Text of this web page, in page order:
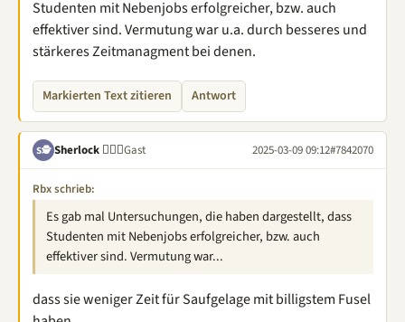
Studenten mit Nebenjobs erfolgreicher, bzw. auch
effektiver sind. Vermutung war u.a. durch besseres und
stärkeres Zeitmanagment bei denen.
Markierten Text zitieren Antwort
S🕵 Sherlock 🕵🏽‍♂️Gast 2025-03-09 09:12#7842070
Rbx schrieb:
Es gab mal Untersuchungen, die haben dargestellt, dass
Studenten mit Nebenjobs erfolgreicher, bzw. auch
effektiver sind. Vermutung war...
dass sie weniger Zeit für Saufgelage mit billigstem Fusel